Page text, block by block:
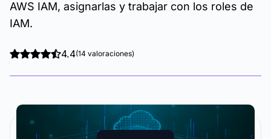
AWS IAM, asignarlas y trabajar con los roles de
IAM.
4.4(14 valoraciones)